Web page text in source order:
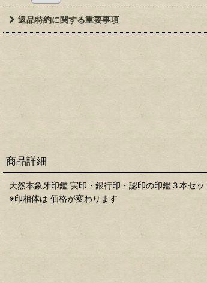
返品特約に関する重要事項
商品詳細
天然本象牙印鑑 実印・銀行印・認印の印鑑３本セ
※印相体は 価格が変わります